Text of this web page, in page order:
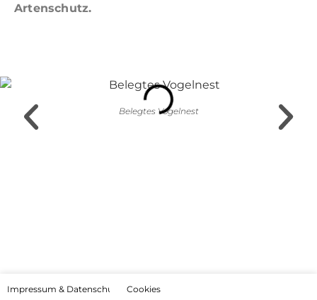
Artenschutz.
Belegtes Vogelnest
Impressum & Datenschutz Cookies